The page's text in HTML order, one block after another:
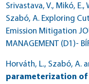
Srivastava, V., Mikó,
Szabó, A. Exploring
Emission Mitigation
MANAGEMENT (D1)-
Horváth, L., Szabó, A.
parameterization of